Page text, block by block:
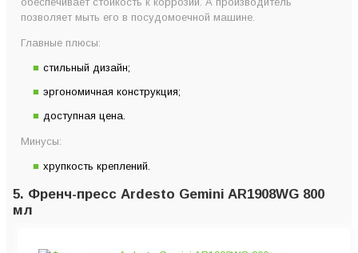
позволяет мыть его в посудомоечной машине.
Главные плюсы:
стильный дизайн;
эргономичная конструкция;
доступная цена.
Минусы:
хрупкость креплений.
5. Френч-пресс Ardesto Gemini AR1908WG 800
мл